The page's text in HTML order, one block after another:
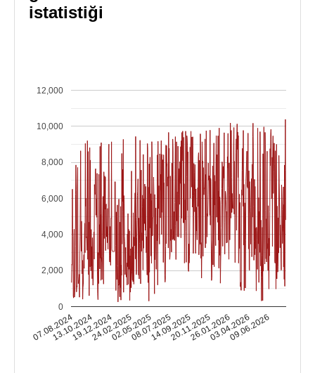
istatistiği
07.08.2024
13.10.2024
19.12.2024
24.02.2025
02.05.2025
08.07.2025
14.09.2025
20.11.2025
26.01.2026
03.04.2026
09.06.2026
0
2,000
4,000
6,000
8,000
10,000
12,000